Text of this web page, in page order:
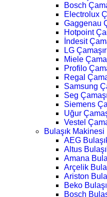
Bosch
Electrolux
Gaggenau
Hotpoint
İndesit
LG
Miele
Profilo
Regal
Samsung
Seg
Siemens
Uğur
Vestel
Bulaşık Makinesi
AEG
Altus
Amana
Arçelik
Ariston
Beko
Bosch